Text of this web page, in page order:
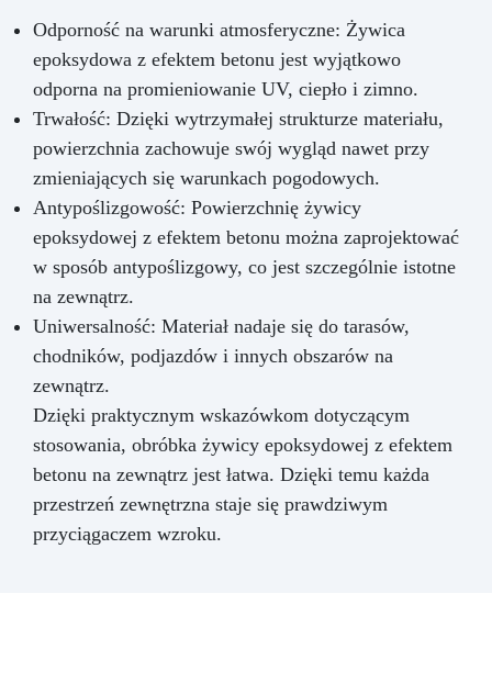
Odporność na warunki atmosferyczne: Żywica
epoksydowa z efektem betonu jest wyjątkowo
odporna na promieniowanie UV, ciepło i zimno.
Trwałość: Dzięki wytrzymałej strukturze materiału,
powierzchnia zachowuje swój wygląd nawet przy
zmieniających się warunkach pogodowych.
Antypoślizgowość: Powierzchnię żywicy
epoksydowej z efektem betonu można zaprojektować
w sposób antypoślizgowy, co jest szczególnie istotne
na zewnątrz.
Uniwersalność: Materiał nadaje się do tarasów,
chodników, podjazdów i innych obszarów na
zewnątrz.
Dzięki praktycznym wskazówkom dotyczącym
stosowania, obróbka żywicy epoksydowej z efektem
betonu na zewnątrz jest łatwa. Dzięki temu każda
przestrzeń zewnętrzna staje się prawdziwym
przyciągaczem wzroku.